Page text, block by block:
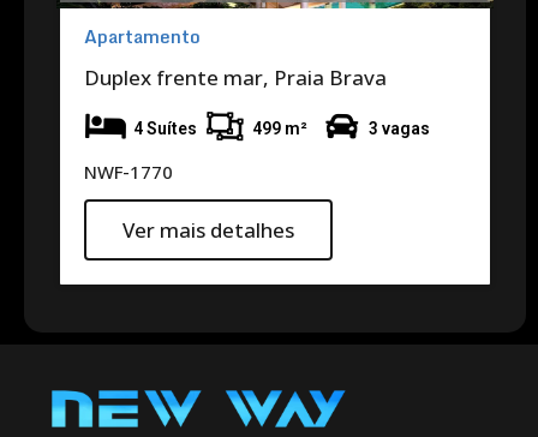
Apartamento
Duplex frente mar, Praia Brava
4 Suítes 499 m² 3 vagas
NWF-1770
Ver mais detalhes